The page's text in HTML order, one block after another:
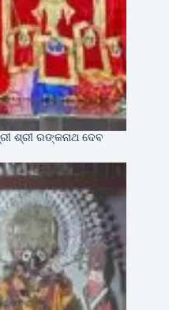
ଶ୍ରୀ ରଙ୍କନାଥ ଦେବ